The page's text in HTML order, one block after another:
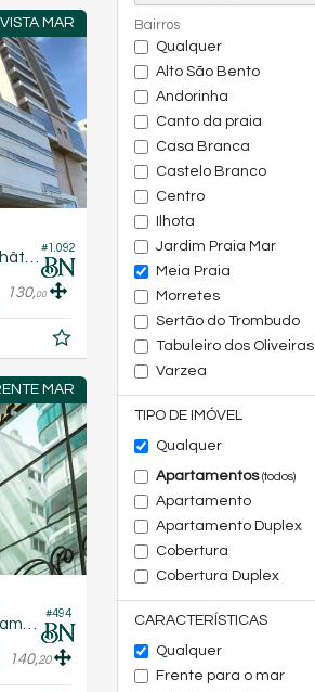
Bairros
Qualquer
Alto São Bento
Andorinha
Canto da praia
Casa Branca
Castelo Branco
Centro
Ilhota
Jardim Praia Mar
Meia Praia
Morretes
Sertão do Trombudo
Tabuleiro dos Oliveiras
Varzea
TIPO DE IMÓVEL
Qualquer
Apartamentos(todos)
Apartamento
Apartamento Duplex
Cobertura
Cobertura Duplex
CARACTERÍSTICAS
Qualquer
Frente para o mar
VISTA MAR
#1.092
Apartamento no Edifício Château Unique
130,00
MAR
#494
Apartamento no Edifício Cambirela Residence
140,20